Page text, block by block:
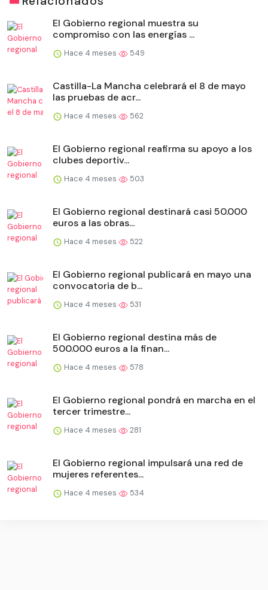
El Gobierno regional muestra su
compromiso con las energías ...
Hace 4 meses 549
Castilla-La Mancha celebrará el 8 de mayo
las pruebas de acr...
Hace 4 meses 562
El Gobierno regional reafirma su apoyo a los
clubes deportiv...
Hace 4 meses 503
El Gobierno regional destinará casi 50.000
euros a las obras...
Hace 4 meses 522
El Gobierno regional publicará en mayo una
convocatoria de b...
Hace 4 meses 531
El Gobierno regional destina más de
500.000 euros a la finan...
Hace 4 meses 578
El Gobierno regional pondrá en marcha en el
tercer trimestre...
Hace 4 meses 281
El Gobierno regional impulsará una red de
mujeres referentes...
Hace 4 meses 534